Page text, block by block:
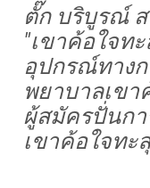
ตั๊ก บริบูรณ์
"เขาค้อใจท
อุปกรณ์ทาง
พยาบาลเขา
ผู้สมัครปั่นก
เขาค้อใจทะ